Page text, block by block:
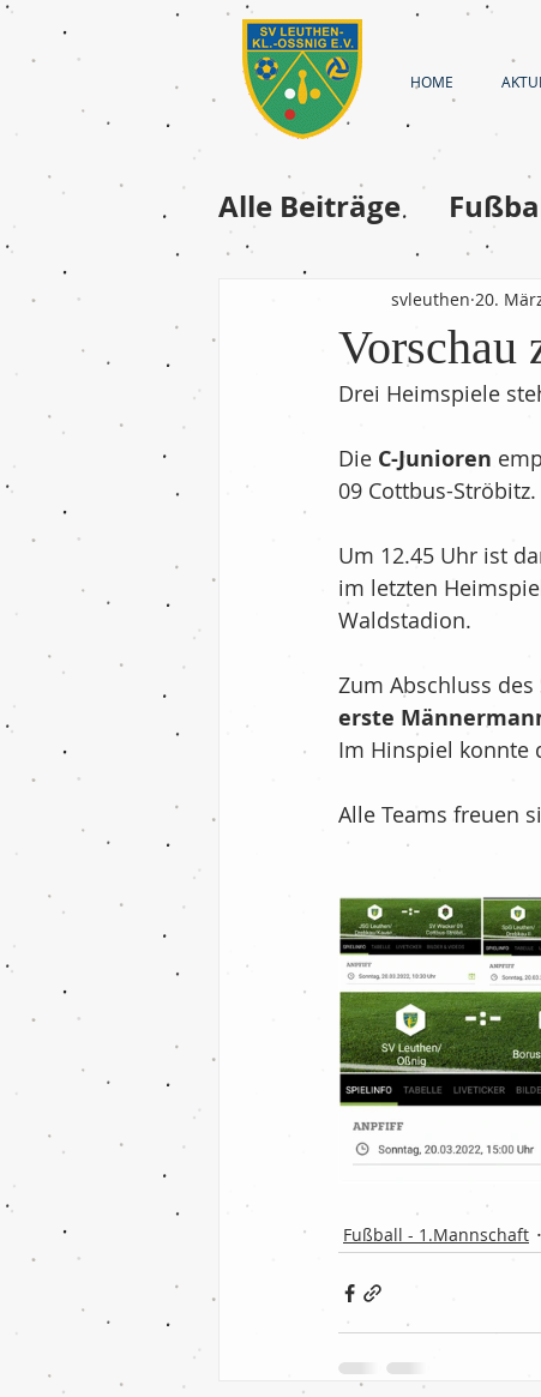
HOME
Alle Beiträge
Fussball-Frauen
Fussball - A-
Fußball - D-Jugend
Fußball - F-Jugend
Billard
Vorschau
svleuthen 20.
Drei Heimspiele
Die C-Junioren
09 Cottbus-Ströbitz.
Um 12.45 Uhr ist
im letzten
Waldstadion.
Zum Abschluss
erste
Im Hinspiel konnte
Alle Teams freuen
Fußball - 1.Mannschaft